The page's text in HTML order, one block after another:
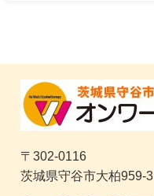
〒302-0116
茨城県守谷市大柏959-3